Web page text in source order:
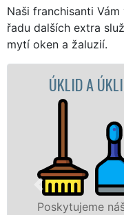
Naši franchisanti
řadu dalších extra
mytí oken a žaluzií.
SLUŽBY
Franchisová síť
UKLÍZENÍ
Miroticích a okolí
Mirotic
kvalitní, ale
pro firmy i
servis 24 hodin